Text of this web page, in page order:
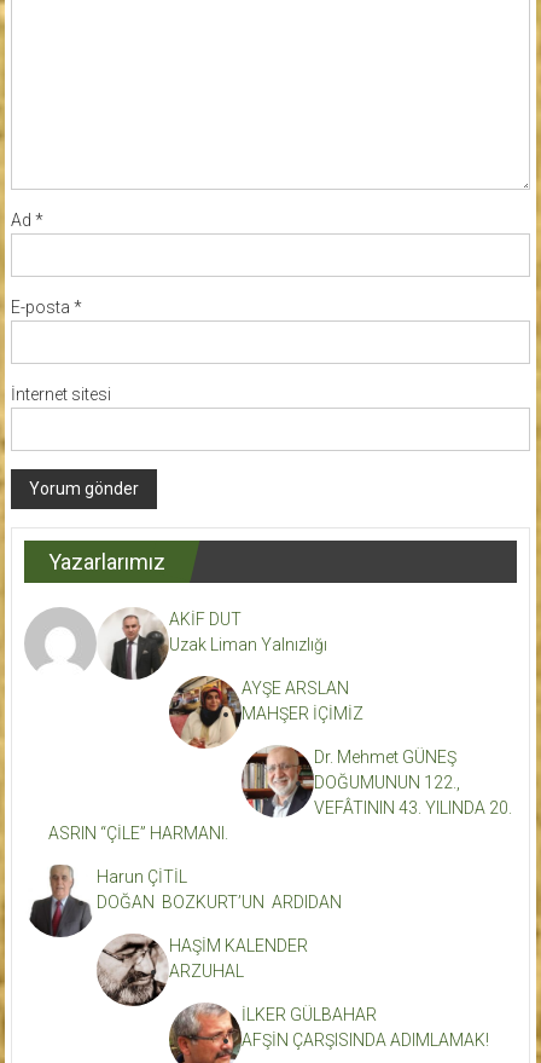
Ad *
E-posta *
İnternet sitesi
Yazarlarımız
AKİF DUT
Uzak Liman Yalnızlığı
AYŞE ARSLAN
MAHŞER İÇİMİZ
Dr. Mehmet GÜNEŞ
DOĞUMUNUN 122.,
VEFÂTININ 43. YILINDA 20.
ASRIN “ÇİLE” HARMANI.
Harun ÇİTİL
DOĞAN BOZKURT’UN ARDIDAN
HAŞİM KALENDER
ARZUHAL
İLKER GÜLBAHAR
AFŞİN ÇARŞISINDA ADIMLAMAK!